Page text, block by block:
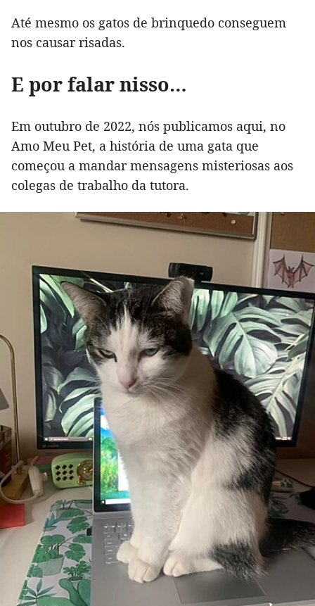
Até mesmo os gatos de brinquedo conseguem
nos causar risadas.
E por falar nisso…
Em outubro de 2022, nós publicamos aqui, no
Amo Meu Pet, a história de uma gata que
começou a mandar mensagens misteriosas aos
colegas de trabalho da tutora.